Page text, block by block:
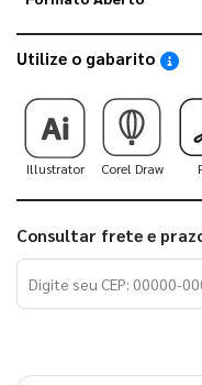
Utilize o gabarito
Illustrator Corel Draw
Consultar frete e